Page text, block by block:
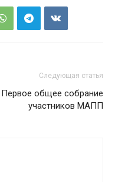
Следующая статья
Первое общее собрание
участников МАПП